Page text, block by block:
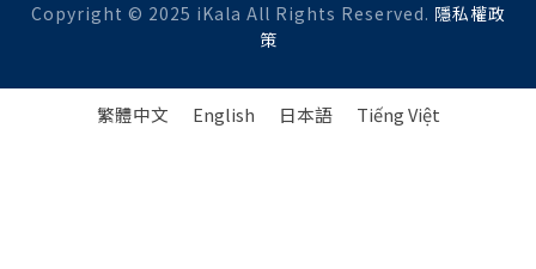
Copyright © 2025 iKala All Rights Reserved. 隱私權政
策
繁體中文 English 日本語 Tiếng Việt